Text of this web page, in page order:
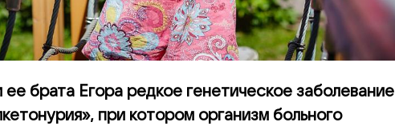
ее брата Егора редкое генетическое заболевание
при котором организм больного